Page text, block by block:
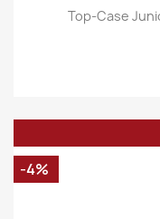
Top-Case
-4%